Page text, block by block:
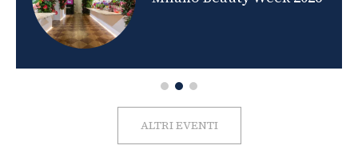
ALTRI EVENTI